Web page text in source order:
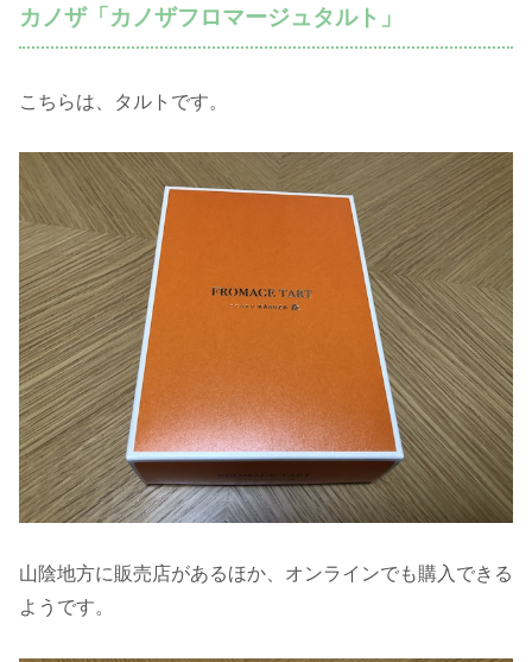
カノザ「カノザフロマージュタルト」
こちらは、タルトです。
山陰地方に販売店があるほか、オンラインでも購入できる
ようです。